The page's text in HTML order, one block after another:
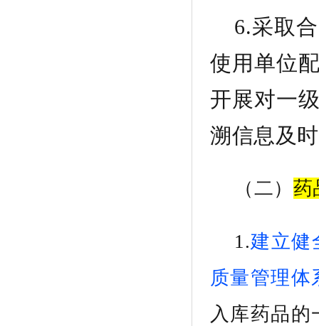
6.采取
使用单位
开展对一
溯信息及
（二） 药
1.建立健
质量管理体
入库药品的